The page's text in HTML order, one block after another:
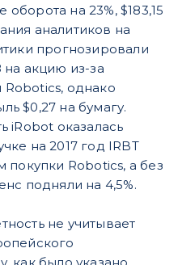
на 23%, $183,15
аналитиков на
прогнозировали
на акцию из-за
однако
$0,27 на бумагу.
iRobot оказалась
на 2017 год IRBT
покупки Robotics, а без
подняли на 4,5%.
не учитывает